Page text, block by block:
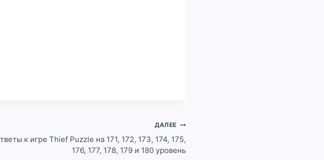
ДАЛЕЕ
к игре Thief Puzzle на 171, 172, 173, 174, 175,
176, 177, 178, 179 и 180 уровень